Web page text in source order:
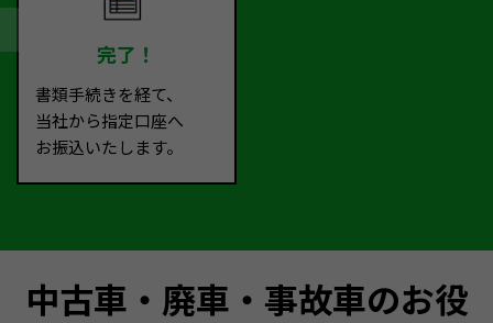
完了！
書類手続きを経て、
当社から指定口座へ
お振込いたします。
中古車・廃車・事故車のお役